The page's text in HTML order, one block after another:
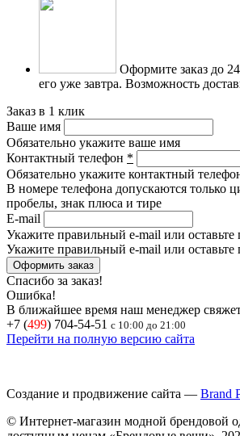
Оформите заказ до
его уже завтра. Возможность
Заказ в 1 клик
Ваше имя
Обязательно укажите ваше имя
Контактный телефон *
Обязательно укажите контактный
В номере телефона допускаются только
пробелы, знак плюса и тире
E-mail
Укажите правильный e-mail или
Укажите правильный e-mail или
Спасибо за заказ!
Ошибка!
В ближайшее время наш менеджер
+7 (499) 704-54-51 с 10:00 до 21:00
Перейти на полную версию сайта
Создание и продвижение сайта — Brand
© Интернет-магазин модной брендовой